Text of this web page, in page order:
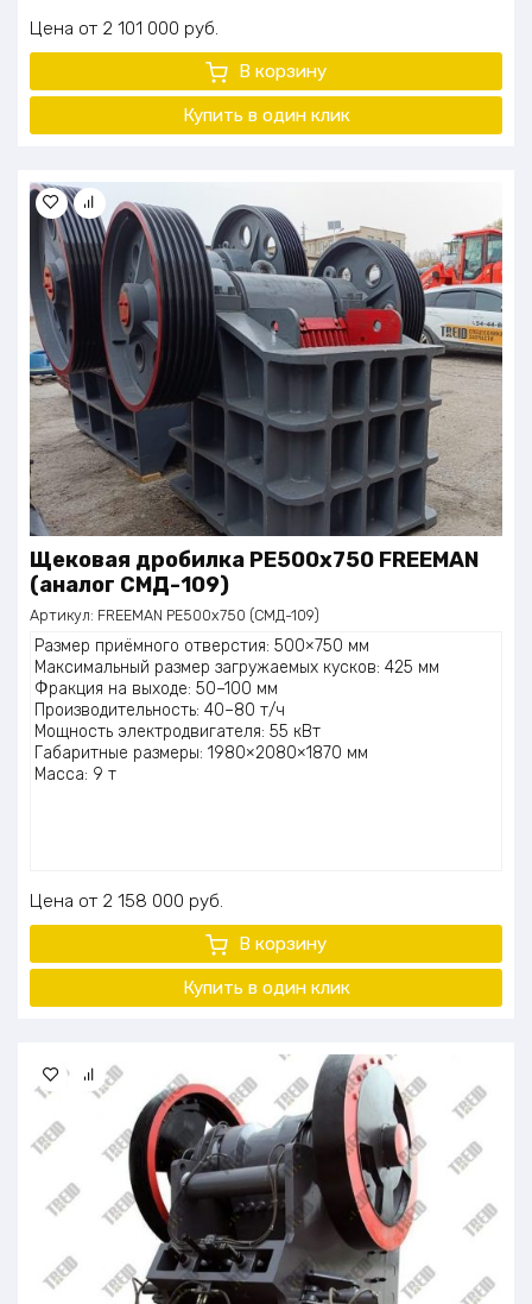
Цена 2 101 000 руб.
В корзину
Купить в один клик
Щековая дробилка PE500x750 FREEMAN
(аналог СМД-109)
Артикул: FREEMAN PE500x750 (СМД-109)
Размер приёмного отверстия: 500×750 мм
Максимальный размер загружаемых кусков: 425 мм
Фракция на выходе: 50–100 мм
Производительность: 40–80 т/ч
Мощность электродвигателя: 55 кВт
Габаритные размеры: 1980×2080×1870 мм
Масса: 9 т
Цена 2 158 000 руб.
В корзину
Купить в один клик